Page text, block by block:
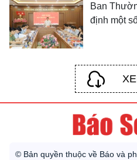
Ban
định một
© Bản quyền thuộc về Báo và